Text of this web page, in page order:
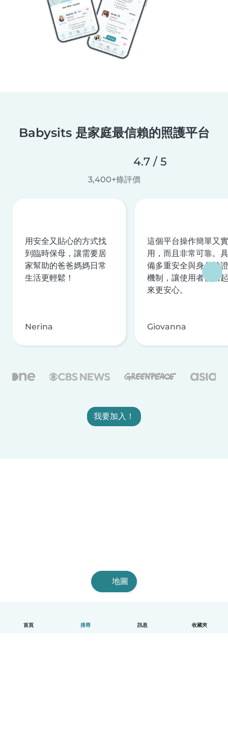
首頁 搜尋 訊息 收藏夾
Babysits 是家庭最信賴的照護平台
4.7 / 5
3,400+條評價
用安全又貼心的方式找
到臨時保母，讓需要居
家幫助的爸爸媽媽日常
生活更輕鬆！
Nerina
這個平台操作簡單又實
用，而且非常可靠。具
備多重安全與身分驗證
機制，讓使用者使用起
來更安心。
Giovanna
我要加入！
地圖